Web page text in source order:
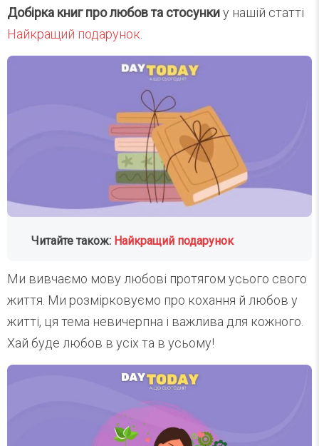
Добірка книг про любов та стосункиу нашій статті
Найкращий подарунок
Читайте також: Найкращий подарунок
Ми вивчаємо мову любові протягом усього свого
життя. Ми розмірковуємо про кохання й любов у
житті, ця тема невичерпна і важлива для кожного.
Хай буде любов в усіх та в усьому!